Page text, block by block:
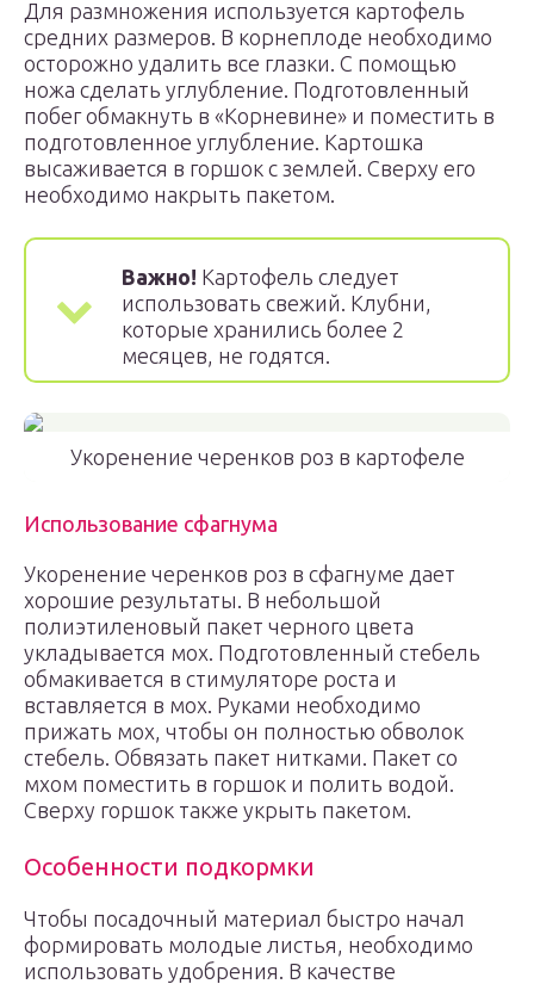
Для размножения используется картофель
средних размеров. В корнеплоде необходимо
осторожно удалить все глазки. С помощью
ножа сделать углубление. Подготовленный
побег обмакнуть в «Корневине» и поместить в
подготовленное углубление. Картошка
высаживается в горшок с землей. Сверху его
необходимо накрыть пакетом.
Важно! Картофель следует
использовать свежий. Клубни,
которые хранились более 2
месяцев, не годятся.
Укоренение черенков роз в картофеле
Использование сфагнума
Укоренение черенков роз в сфагнуме дает
хорошие результаты. В небольшой
полиэтиленовый пакет черного цвета
укладывается мох. Подготовленный стебель
обмакивается в стимуляторе роста и
вставляется в мох. Руками необходимо
прижать мох, чтобы он полностью обволок
стебель. Обвязать пакет нитками. Пакет со
мхом поместить в горшок и полить водой.
Сверху горшок также укрыть пакетом.
Особенности подкормки
Чтобы посадочный материал быстро начал
формировать молодые листья, необходимо
использовать удобрения. В качестве